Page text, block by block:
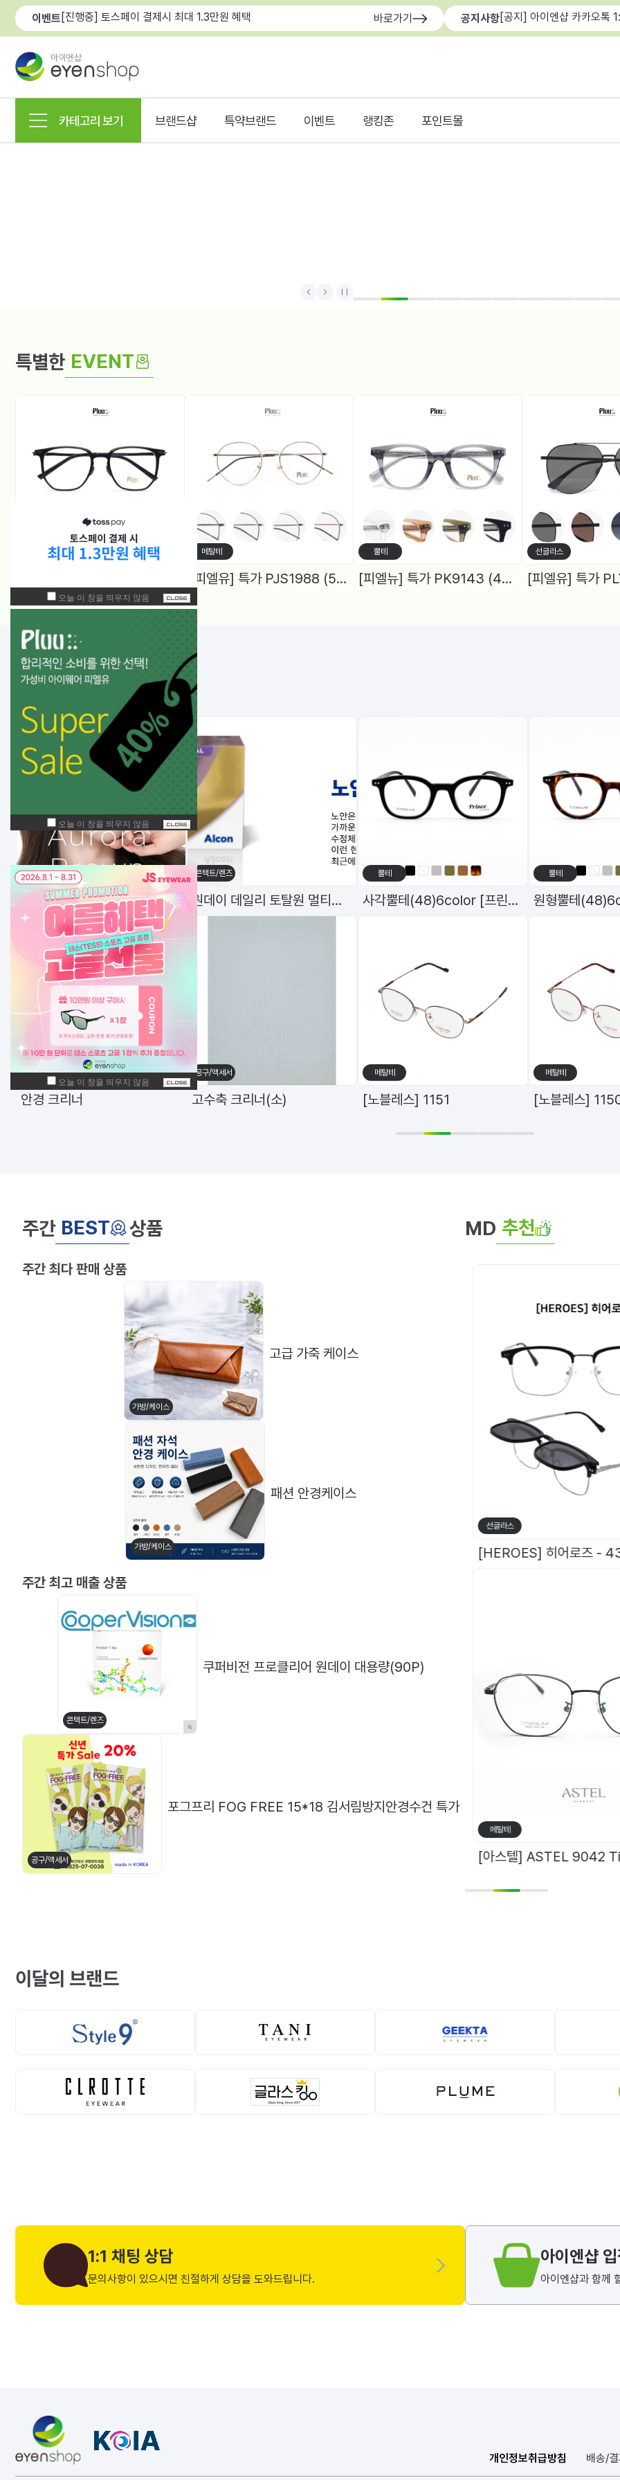
이벤트 [진행중] 토스페이 결제시 최대 1.3만원 혜택 바로가기 공지사항[공지] 아이엔샵 카카오톡
카테고리 보기 브랜드샵 특약브랜드 이벤트 랭킹존 포인트몰
1 2 3 4 5 6 7 8 9
Prev Next Stop
특별한 EVENT
뿔테 메탈테
[피엘유] 특가 PJS1988 (50) 메탈원형, 블루라이트 차단렌즈 2Color
뿔테
[피엘뉴] 특가 PK9143 (48) 여성원형, 블루라이트차단 렌즈, 5Color
선글라스
입고된 상품 NEW!
콘택트/렌즈
NEW 신상 한달 바슈롬 레이셀 오로라 브라운(6P)
콘택트/렌즈
원데이 데일리 토탈원 멀티포컬
뿔테
사각뿔테(48)6color [프린스]98598
뿔테
공구/액세서
리
안경 크리너
공구/액세서
고수축 크리너(소)
메탈테
[노블레스] 1151
메탈테
[노블레스]
1 2 3 4 5
주간 BEST 상품
주간 최다 판매 상품
가방/케이스
고급 가죽 케이스
가방/케이스
패션 안경케이스
주간 최고 매출 상품
콘택트/렌즈
쿠퍼비전 프로클리어 원데이 대용량(90P)
공구/액세서
포그프리 FOG FREE 15*18 김서림방지안경수건 특가
MD 추천
[클로떼] 레오
[ABBA] TR 681 (48□18 138)
선글라스
메탈테
1 2 3
이달의 브랜드
1:1 채팅 상담
문의사항이 있으시면 친절하게 상담을 도와드립니다.
아이엔샵
아이엔샵과 함께
개인정보취급방침 배송/